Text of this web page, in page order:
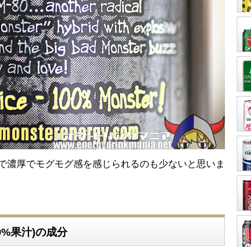
濃厚でモグモグ感を感じられるのも少ないと思いま
果汁)の成分